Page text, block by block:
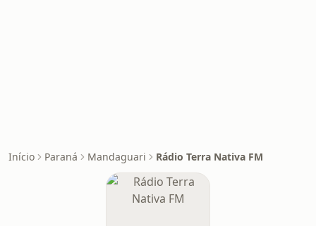
Início Paraná Mandaguari Rádio Terra Nativa FM